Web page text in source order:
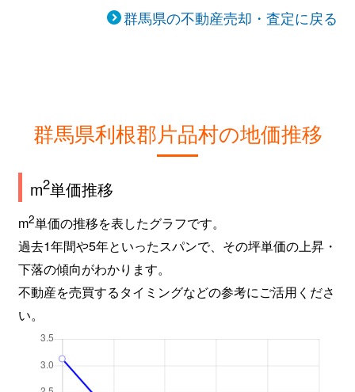
群馬県の不動産売却・査定に戻る
群馬県利根郡片品村の地価推移
m2単価推移
m2単価の推移を表したグラフです。
過去1年間や5年といったスパンで、その坪単価の上昇・
下落の傾向がわかります。
不動産を売買するタイミングなどの参考にご活用くださ
い。